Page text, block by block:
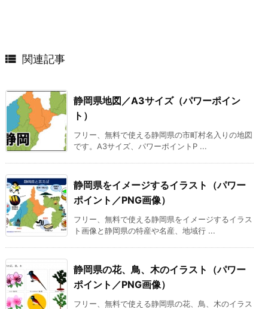
 関連記事
静岡県地図／A3サイズ（パワーポイン
ト）
フリー、無料で使える静岡県の市町村名入りの地図
です。A3サイズ、パワーポイントP ...
静岡県をイメージするイラスト（パワー
ポイント／PNG画像）
フリー、無料で使える静岡県をイメージするイラス
ト画像と静岡県の特産や名産、地域行 ...
静岡県の花、鳥、木のイラスト（パワー
ポイント／PNG画像）
フリー、無料で使える静岡県の花、鳥、木のイラス